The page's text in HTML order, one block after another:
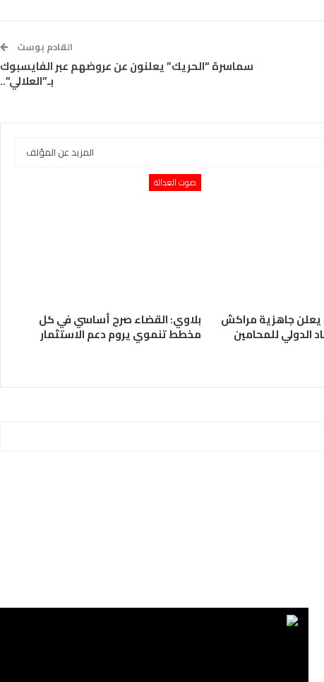
القادم بوست
سماسرة “الحريك” يعلنون عن عروضهم عبر الفايسبوك
بـ”العلالي”..
المزيد عن المؤلف
يعلن جاهزية مراكش
صوت العدالة
بلاوي: القضاء صرح أساسي في كل
مخطط تنموي يروم دعم الاستثمار